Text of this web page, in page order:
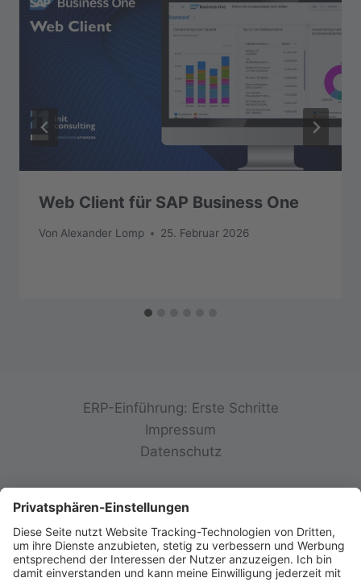
Web Client für SAP Business One
Von Alexander Lomp 25. Februar 2026
ERP-Einführung: Erste Schritte
Impressum
Datenschutz
© 2026 init-consulting AG • Ruppertswies 14 •
85092 Kösching • Deutschland